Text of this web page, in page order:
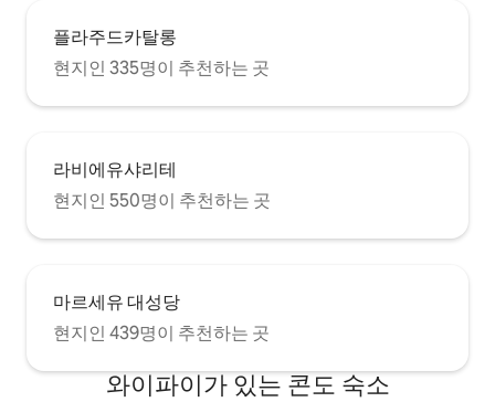
플라주드카탈롱
현지인 335명이 추천하는 곳
라비에유샤리테
현지인 550명이 추천하는 곳
마르세유 대성당
현지인 439명이 추천하는 곳
와이파이가 있는 콘도 숙소